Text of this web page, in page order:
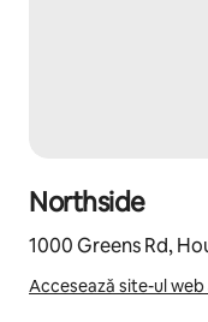
Northside
1000 Greens Rd,
Accesează site-ul web